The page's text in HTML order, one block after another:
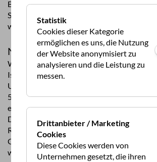
Bei Urlaubsreisen in oder durch die
Schwerverkehrsabgabe in Form einer
werden. Nähere Infos findet man unter
Norwegen
Wohn- und Bootsanhänger dürfen
Ist der Anhänger über 2,30 m breit und
Unterschied zwischen Zugfahrzeug und
50 cm, müssen an beiden Außenspiegeln in
euronorm-gerechte, weiße Rückstrahler
Das Übernachten in Wohnmobilen oder -
Rastplätzen und je nach Beschilderung
Campingtoiletten dürfen nur an
werden.
Statistik
Cookies dieser Kategorie
ermöglichen es uns, die Nutzung
der Website anonymisiert zu
analysieren und die Leistung zu
messen.
Drittanbieter / Marketing
Cookies
Diese Cookies werden von
Unternehmen gesetzt, die ihren